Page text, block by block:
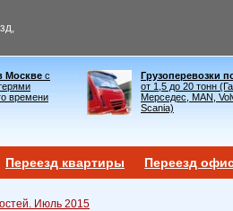
Москве с
времени
Грузоперевозки
от 1,5 до 20 тонн
Мерседес, MAN,
Scania)
Переезд квартиры Переезд
Июль 2015